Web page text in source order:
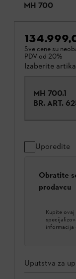
MH 700
Sve cene su
PDV od 20%
Izaberite
MH 700.1
BR. ART.
Uporedite
Obratite
prodavcu
Kupite ovaj
informacija
Uputstva za